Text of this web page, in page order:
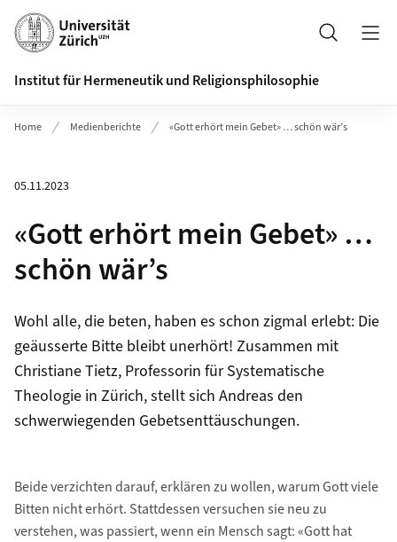
Header
Suche
Institut für Hermeneutik und Religionsphilosophie
Home Medienberichte «Gott erhört mein Gebet» … schön wär’s
05.11.2023
«Gott erhört mein Gebet» …
schön wär’s
Wohl alle, die beten, haben es schon zigmal erlebt: Die
geäusserte Bitte bleibt unerhört! Zusammen mit
Christiane Tietz, Professorin für Systematische
Theologie in Zürich, stellt sich Andreas den
schwerwiegenden Gebetsenttäuschungen.
Beide verzichten darauf, erklären zu wollen, warum Gott viele
Bitten nicht erhört. Stattdessen versuchen sie neu zu
verstehen, was passiert, wenn ein Mensch sagt: «Gott hat